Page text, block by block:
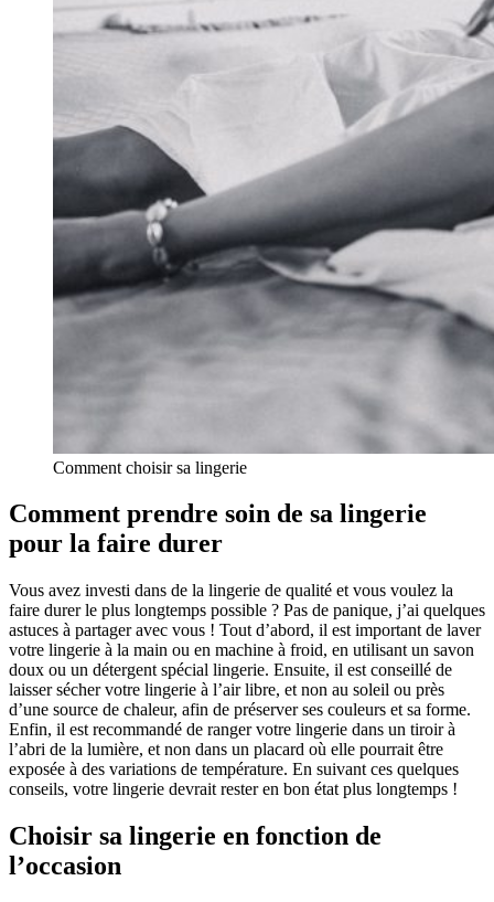
Comment choisir sa lingerie
Comment prendre soin de sa lingerie
pour la faire durer
Vous avez investi dans de la lingerie de qualité et vous voulez la
faire durer le plus longtemps possible ? Pas de panique, j’ai quelques
astuces à partager avec vous ! Tout d’abord, il est important de laver
votre lingerie à la main ou en machine à froid, en utilisant un savon
doux ou un détergent spécial lingerie. Ensuite, il est conseillé de
laisser sécher votre lingerie à l’air libre, et non au soleil ou près
d’une source de chaleur, afin de préserver ses couleurs et sa forme.
Enfin, il est recommandé de ranger votre lingerie dans un tiroir à
l’abri de la lumière, et non dans un placard où elle pourrait être
exposée à des variations de température. En suivant ces quelques
conseils, votre lingerie devrait rester en bon état plus longtemps !
Choisir sa lingerie en fonction de
l’occasion